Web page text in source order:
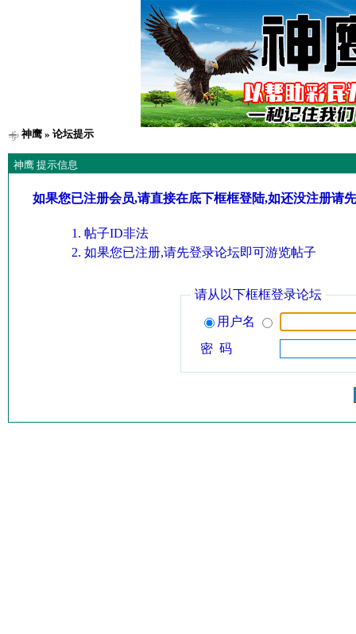
神鹰» 论坛提示
神鹰 提示信息
如果您已注册会员,请直接在底下框框登陆,如还没注册请
帖子ID非法
如果您已注册,请先登录论坛即可游览帖子
请从以下框框登录论坛
用户名
密 码